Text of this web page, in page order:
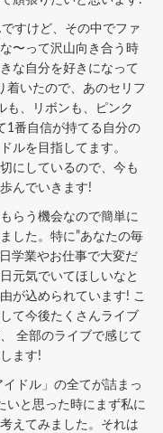
すけど、その中でファ
〜って沢山向き合う時
な自分を好きになって
着いたので、あのセリフ
も、リボンも、ピンク
1番自信が持てる自分の
ルを目指してます。
にしているので、今も
んでいきます!
らう機会なので簡単に
した。特に”あなたの毎
学業やお仕事で大変だ
元気でいてほしいなと
が込められています! こ
て今後たくさんライブ
全部のライブで感じて
ます!
ドル」の全てが詰まっ
いと思った時にまず私に
えてみました。それは